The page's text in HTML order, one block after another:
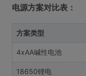
电源方案对比表：
方案类型
4xAA碱性电池
18650锂电